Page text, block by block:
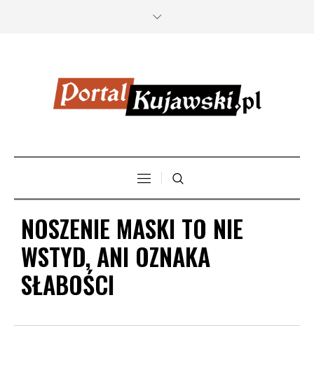
NOSZENIE MASKI TO NIE
WSTYD, ANI OZNAKA
SŁABOŚCI